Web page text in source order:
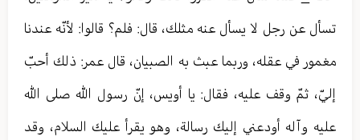
تسأل عن رجل لا يسأل عنه مثلك، قال: فلم؟ قالوا: لأنّه عندنا
مغمور في عقله، وربما عبث به الصبيان، قال عمر: ذلك أحبّ
إليّ، ثمّ وقف عليه، فقال: يا أويس، إنّ رسول الله صلى الله
عليه وآله أودعني إليك رسالة، وهو يقرأ عليك السلام، وقد